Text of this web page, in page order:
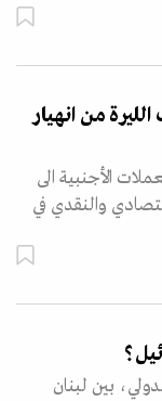
من انهيار
الأجنبية الى
والنقدي في
بين لبنان